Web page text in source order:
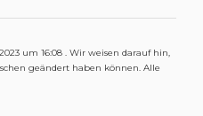
um 16:08 . Wir weisen darauf hin,
geändert haben können. Alle